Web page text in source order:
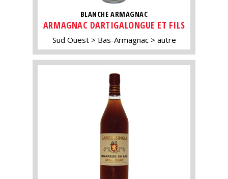
BLANCHE ARMAGNAC
ARMAGNAC DARTIGALONGUE ET FILS
Sud Ouest Bas-Armagnac autre